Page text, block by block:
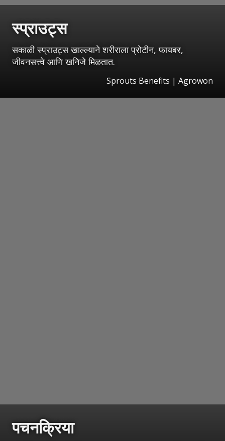
स्प्राउट्स
सकाळी स्प्राउट्स खाल्ल्याने शरीराला प्रोटीन, फायबर,
जीवनसत्त्वे आणि खनिजे मिळतात.
Sprouts Benefits | Agrowon
पचनक्रिया